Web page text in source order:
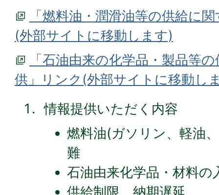
「燃料油・潤滑油等の供給に
(外部サイトに移動します)
「石油由来の化学品・製品等
供」リンク(外部サイトに移動し
情報提供いただく内容
燃料油(ガソリン、軽油
難
石油由来化学品・材料の